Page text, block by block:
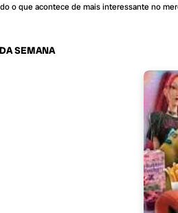
o que acontece de mais interessante no
SEMANA